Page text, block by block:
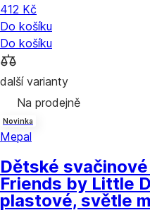
412 Kč
Do košíku
Do košíku
další varianty
Na prodejně
Novinka
Mepal
Dětské
Friends by Little
plastové, světle